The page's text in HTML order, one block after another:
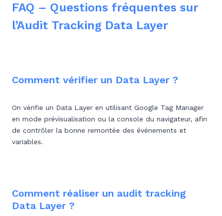
FAQ – Questions fréquentes sur
l’Audit Tracking Data Layer
Comment vérifier un Data Layer ?
On vérifie un Data Layer en utilisant Google Tag Manager
en mode prévisualisation ou la console du navigateur, afin
de contrôler la bonne remontée des événements et
variables.
Comment réaliser un audit tracking
Data Layer ?